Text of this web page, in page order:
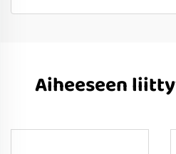
Aiheeseen